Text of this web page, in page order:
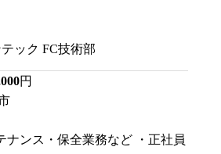
ック FC技術部
円
ナンス・保全業務など ・正社員